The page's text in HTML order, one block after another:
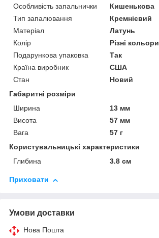
Особливість запальнички
Кишенькова
Тип запалювання
Кремнієвий
Матеріал
Латунь
Колір
Різні кольори
Подарункова упаковка
Так
Країна виробник
США
Стан
Новий
Габаритні розміри
Ширина
13 мм
Висота
57 мм
Вага
57 г
Користувальницькі характеристики
Глибина
3.8 см
Приховати
Умови доставки
Нова Пошта